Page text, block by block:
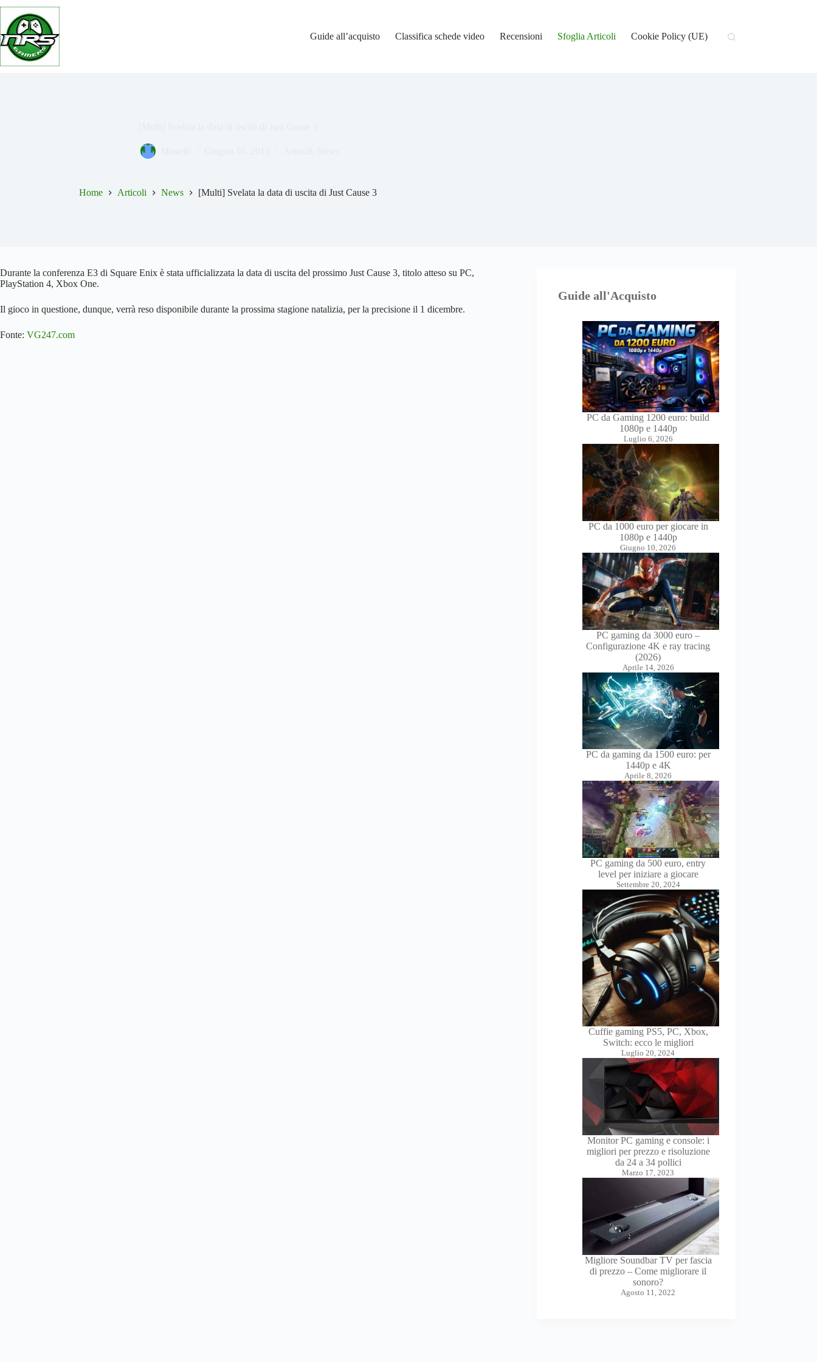
Salta
contenuto
Guide all’acquisto
Classifica schede video Recensioni Sfoglia Articoli Cookie Policy (UE)
Home Articoli News [Multi] Svelata la data di uscita di Just Cause 3
Durante la conferenza E3 di Square Enix è stata ufficializzata la data di uscita del prossimo Just Cause 3, titolo atteso su PC,
PlayStation 4, Xbox One.
Il gioco in questione, dunque, verrà reso disponibile durante la prossima stagione natalizia, per la precisione il 1 dicembre.
Fonte: VG247.com
Guide all'Acquisto
PC da Gaming 1200 euro: build
1080p e 1440p
Luglio 6, 2026
PC da 1000 euro per giocare in
1080p e 1440p
Giugno 10, 2026
PC gaming da 3000 euro –
Configurazione 4K e ray tracing
(2026)
Aprile 14, 2026
PC da gaming da 1500 euro: per
1440p e 4K
Aprile 8, 2026
PC gaming da 500 euro, entry
level per iniziare a giocare
Settembre 20, 2024
Cuffie gaming PS5, PC, Xbox,
Switch: ecco le migliori
Luglio 20, 2024
Monitor PC gaming e console: i
migliori per prezzo e risoluzione
da 24 a 34 pollici
Marzo 17, 2023
Migliore Soundbar TV per fascia
di prezzo – Come migliorare il
sonoro?
Agosto 11, 2022